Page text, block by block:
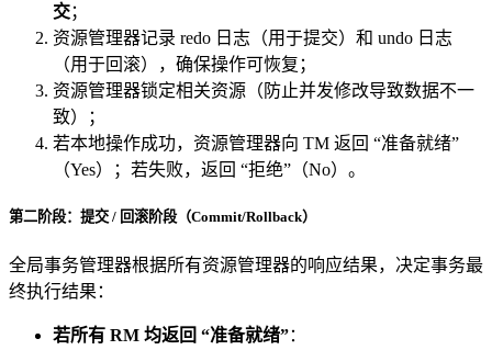
交；
资源管理器记录 redo 日志（用于提交）和 undo 日志
（用于回滚），确保操作可恢复；
资源管理器锁定相关资源（防止并发修改导致数据不一
致）；
若本地操作成功，资源管理器向 TM 返回 “准备就绪”
（Yes）；若失败，返回 “拒绝”（No）。
第二阶段：提交 / 回滚阶段（Commit/Rollback）
全局事务管理器根据所有资源管理器的响应结果，决定事务最
终执行结果：
若所有 RM 均返回 “准备就绪”：